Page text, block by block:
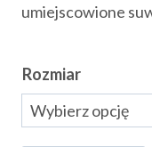
umiejscowione
Rozmiar